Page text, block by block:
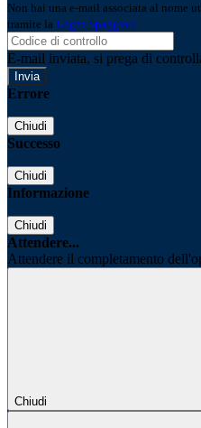
Non hai una e-mail associata al nome
tramite la Login Spaggiari
E-mail inviata, si prega di
Errore
Chiudi
Successo
Chiudi
Informazione
Chiudi
Attendere...
Attendere il completamento
Chiudi